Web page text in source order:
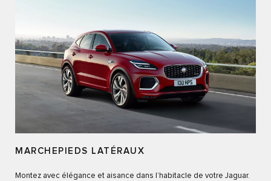
MARCHEPIEDS LATÉRAUX
Montez avec élégance et aisance dans l’habitacle de votre Jaguar.